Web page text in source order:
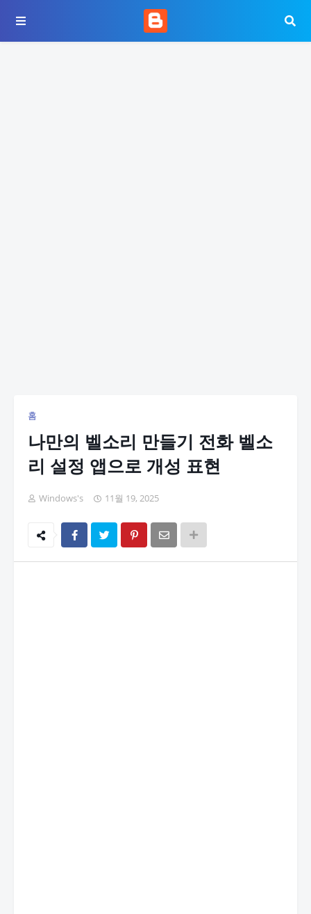
홈
나만의 벨소리 만들기 전화 벨소
리 설정 앱으로 개성 표현
Windows's 11월 19, 2025